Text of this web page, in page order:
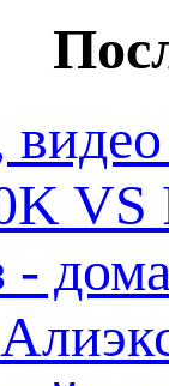
VS
-